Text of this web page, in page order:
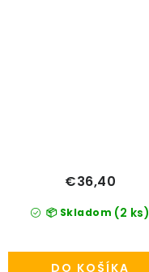
📦 Skladom (2 ks)
€36,40
DO KOŠÍKA